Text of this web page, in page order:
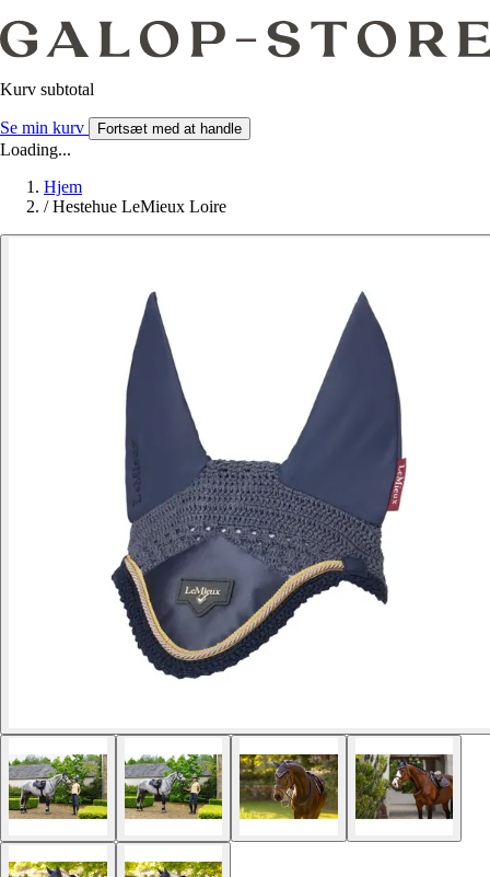
Kurv subtotal
Se min kurv Fortsæt med at handle
Loading...
Hjem
/ Hestehue LeMieux Loire